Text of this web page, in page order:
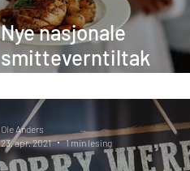
Nye nasjonale
smitteverntiltak
Ole Anders
23. apr. 2021
1 min lesing